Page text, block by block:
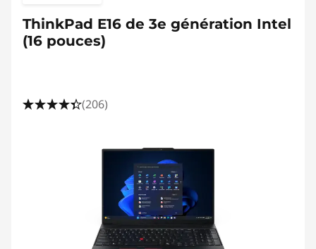
ThinkPad E16 de 3e génération Intel
(16 pouces)
(206)